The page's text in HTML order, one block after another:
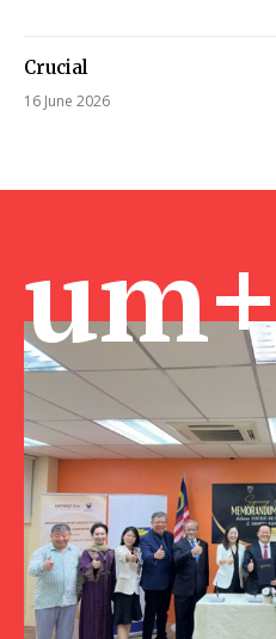
Crucial
16 June 2026
um+